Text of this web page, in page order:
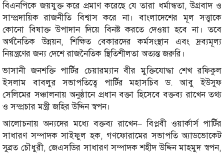
বিএনপিকে জয়যুক্ত করে প্রমাণ করেছে যে তারা ধর্মান্ধতা, উগ্রবাদ ও
সাম্প্রদায়িক রাজনীতি বিশ্বাস করে না। বাংলাদেশের মূল সত্ত্বাকে
কোনো বিষাক্ত উপাদান দিয়ে বিনষ্ট করতে দেওয়া হবে না। তবে
অর্থনৈতিক উন্নয়ন, শিক্ষিত বেকারদের কর্মসংস্থান এবং দ্রব্যমূল্য
নিয়ন্ত্রণের জন্য দেশে রাজনৈতিক স্থিতিশীলতা অত্যন্ত জরুরি।
ভাসানী জনশক্তি পার্টির চেয়ারম্যান বীর মুক্তিযোদ্ধা শেখ রফিকুল
ইসলাম বাবলুর সভাপতিত্বে পার্টির মহাসচিব ড. আবু ইউসুফ
সেলিমের সঞ্চালনায় অনুষ্ঠানে প্রধান বক্তা হিসেবে বক্তব্য রাখেন তথ্য
ও সম্প্রচার মন্ত্রী জহির উদ্দিন স্বপন।
আলোচনায় অন্যদের মধ্যে বক্তব্য রাখেন– বিপ্লবী ওয়ার্কার্স পার্টির
সাধারণ সম্পাদক সাইফুল হক, গণফোরামের সভাপতি অ্যাডভোকেট
সুব্রত চৌধুরী, জেএসডির সাধারণ সম্পাদক শহীদ উদ্দিন মাহমুদ স্বপন,